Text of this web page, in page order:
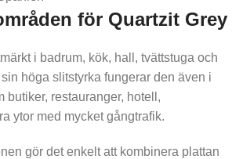
för Quartzit Grey
i badrum, kök, hall, tvättstuga och
höga slitstyrka fungerar den även i
butiker, restauranger, hotell,
ytor med mycket gångtrafik.
gör det enkelt att kombinera plattan